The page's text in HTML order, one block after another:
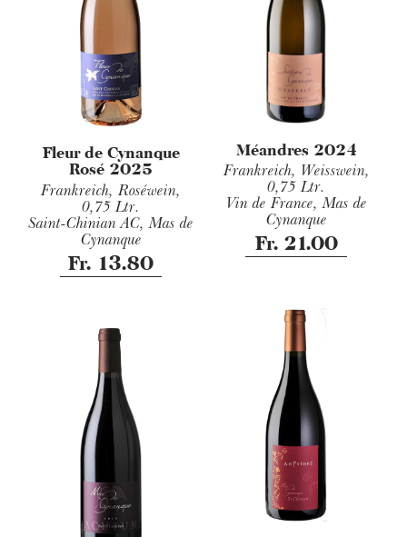
Fleur de Cynanque
Rosé 2025
Frankreich, Roséwein,
0,75 Ltr.
Saint-Chinian AC, Mas de
Cynanque
Fr. 13.80
Méandres 2024
Frankreich, Weisswein,
0,75 Ltr.
Vin de France, Mas de
Cynanque
Fr. 21.00